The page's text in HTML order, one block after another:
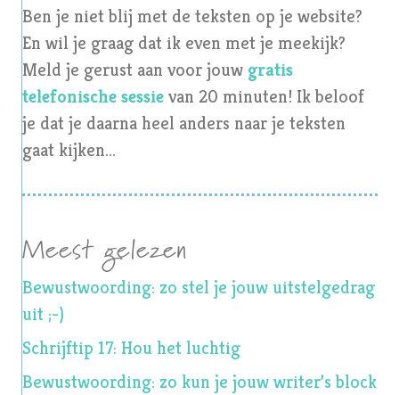
Ben je niet blij met de teksten op je website?
En wil je graag dat ik even met je meekijk?
Meld je gerust aan voor jouw gratis
telefonische sessie van 20 minuten! Ik beloof
je dat je daarna heel anders naar je teksten
gaat kijken...
Meest gelezen
Bewustwoording: zo stel je jouw uitstelgedrag
uit ;-)
Schrijftip 17: Hou het luchtig
Bewustwoording: zo kun je jouw writer’s block